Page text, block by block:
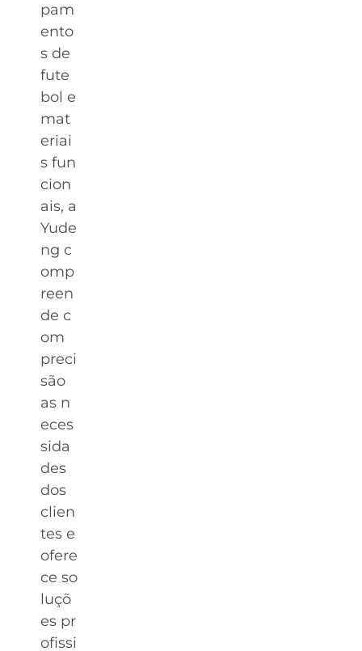
pam
ento
s de
fute
bol e
mat
eriai
s fun
cion
ais, a
Yude
ng c
omp
reen
de c
om
preci
são
as n
eces
sida
des
dos
clien
tes e
ofere
ce so
luçõ
es pr
ofissi